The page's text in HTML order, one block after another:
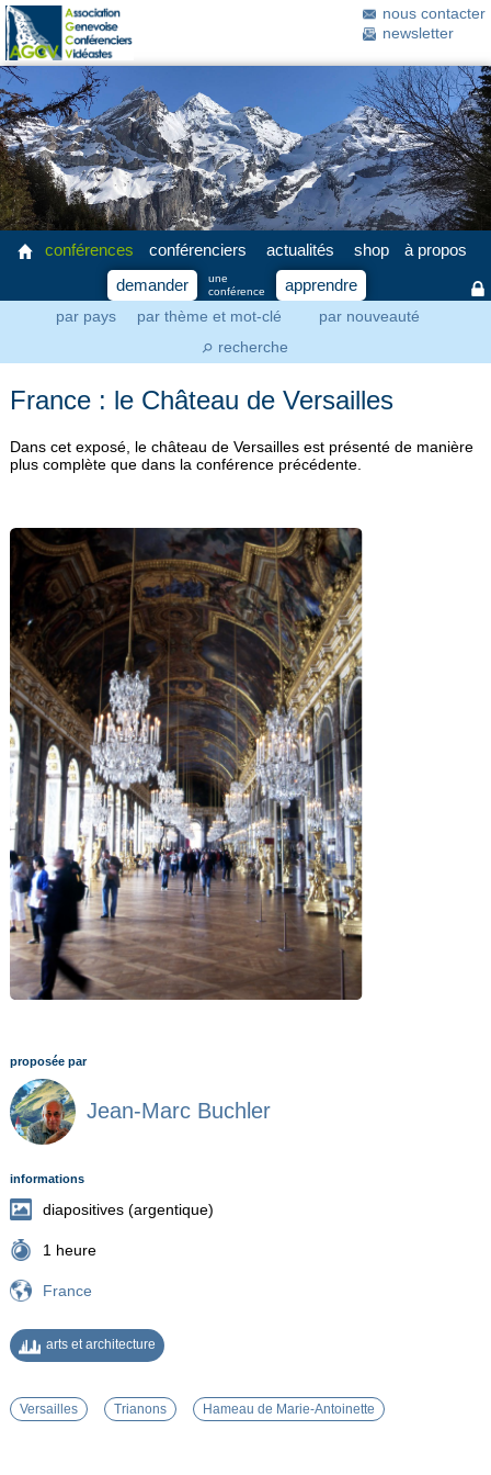
nous contacter
newsletter
conférences
par pays par thème et mot-clé par nouveauté
⚲ recherche
conférenciers actualités shop
à propos
demander
une
conférence
apprendre
France : le Château de Versailles
Dans cet exposé, le château de Versailles est présenté de manière
plus complète que dans la conférence précédente.
proposée par
Jean-Marc Buchler
informations
diapositives (argentique)
1 heure
France
arts et architecture
Versailles Trianons Hameau de Marie-Antoinette